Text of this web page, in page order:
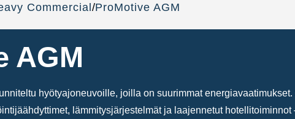
Commercial ProMotive AGM
AGM
hyötyajoneuvoille, joilla on suurimmat
lämmitysjärjestelmät ja laajennetut